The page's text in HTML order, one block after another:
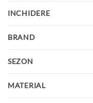
INCHIDERE
BRAND
SEZON
MATERIAL